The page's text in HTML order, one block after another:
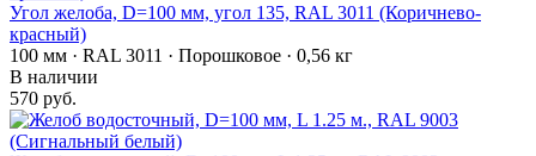
Угол желоба, D=100 мм, угол 135, RAL 3011 (Коричнево-
красный)
100 мм · RAL 3011 · Порошковое · 0,56 кг
В наличии
570 руб.